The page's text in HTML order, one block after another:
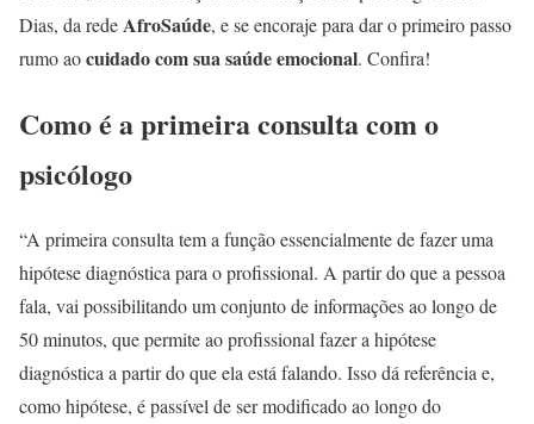
Dias, da redeAfroSaúde, e se encoraje para dar o primeiro passo
rumo aocuidado com sua saúde emocional. Confira!
Como é a primeira consulta com o
psicólogo
“A primeira consulta tem a função essencialmente de fazer uma
hipótese diagnóstica para o profissional. A partir do que a pessoa
fala, vai possibilitando um conjunto de informações ao longo de
50 minutos, que permite ao profissional fazer a hipótese
diagnóstica a partir do que ela está falando. Isso dá referência e,
como hipótese, é passível de ser modificado ao longo do